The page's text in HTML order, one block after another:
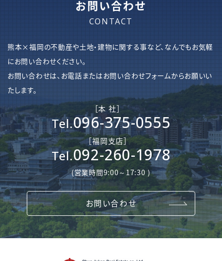
お問い合わせ
CONTACT
熊本×福岡の不動産や土地・建物に関する事など、なんでもお気軽
にお問い合わせください。
お問い合わせは、お電話またはお問い合わせフォームからお願いい
たします。
［本 社］
Tel.096-375-0555
［​福岡支店］
Tel.092-260-1978
(営業時間9:00～17:30 )
お問い合わせ